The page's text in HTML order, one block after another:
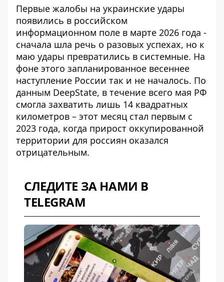
Первые жалобы на украинские удары
появились в российском
информационном поле в марте 2026 года -
сначала шла речь о разовых успехах, но к
маю удары превратились в системные. На
фоне этого запланированное весеннее
наступление России так и не началось. По
данным DeepState, в течение всего мая РФ
смогла захватить лишь 14 квадратных
километров – этот месяц стал первым с
2023 года, когда прирост оккупированной
территории для россиян оказался
отрицательным.
СЛЕДИТЕ ЗА НАМИ В
TELEGRAM